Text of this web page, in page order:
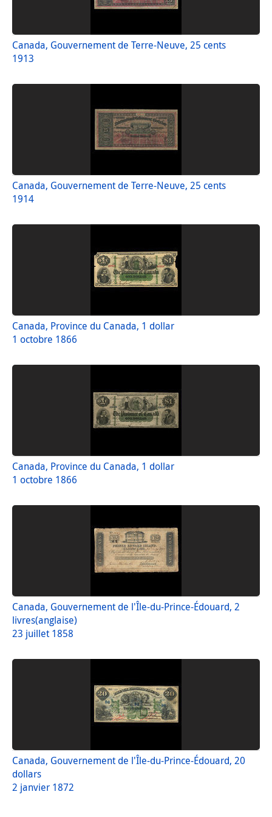
Canada, Gouvernement de Terre-Neuve, 25 cents
1913
Canada, Gouvernement de Terre-Neuve, 25 cents
1914
Canada, Province du Canada, 1 dollar
1 octobre 1866
Canada, Province du Canada, 1 dollar
1 octobre 1866
Canada, Gouvernement de l'Île-du-Prince-Édouard, 2
livres(anglaise)
23 juillet 1858
Canada, Gouvernement de l'Île-du-Prince-Édouard, 20
dollars
2 janvier 1872